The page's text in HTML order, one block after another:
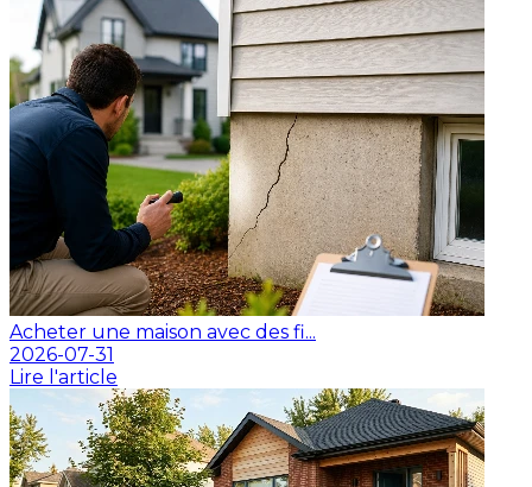
Acheter une maison avec des fi...
2026-07-31
Lire l'article